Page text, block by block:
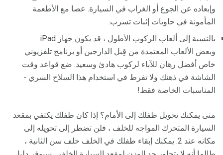
وإبعاده عن الجوع أو الغراب في السيارة. عصا مع الأطعمة
المأمونة في حاويات إثبات تسرب.
بالنسبة إلى ألعاب الركوب الأطول ، قد يكون جهاز iPad
وبعض الألعاب المعتمدة من قِبل الدارجين أو برنامج تلفزيوني
خاص أفضل رهان للآباء لركوب هادئ وسعيد. ضع قواعد وقت
الشاشة في ذهنك ولا تفرط في استخدام هذا السلاح السري -
المناسبات الخاصة فقط!
متى يمكنك تحويل طفلك إلى الأمام؟ إذا كان طفلك يكتفي بمقعد
السيارة المتحرك المواجه للخلف ، فلن تضطر إلى تحويله إلى
مكانه عند 2. يمكنك إبقاء طفلك في الخلف خلف سن الثانية ،